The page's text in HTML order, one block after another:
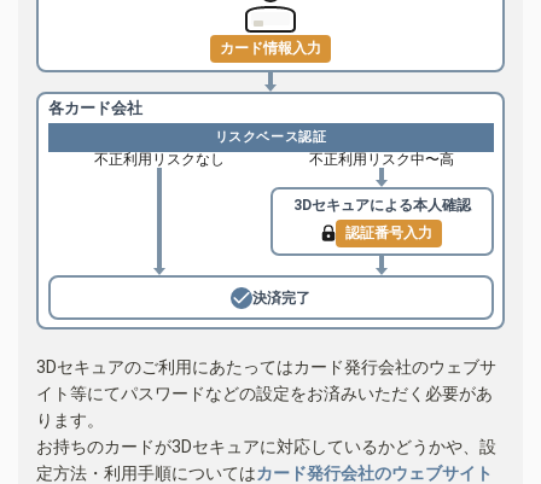
カード情報入力
各カード会社
リスクベース認証
不正利用リスクなし 不正利用リスク中〜高
3Dセキュアによる本人確認
認証番号入力
決済完了
3Dセキュアのご利用にあたってはカード発行会社のウェブサ
イト等にてパスワードなどの設定をお済みいただく必要があ
ります。
お持ちのカードが3Dセキュアに対応しているかどうかや、設
定方法・利用手順についてはカード発行会社のウェブサイト